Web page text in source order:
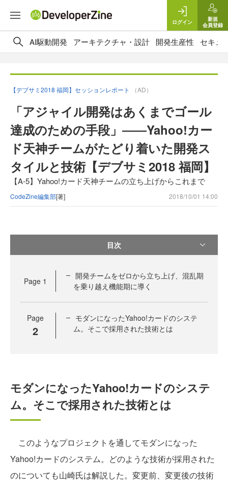
ログイン
新規
会員登録
AI駆動開発 アーキテクチャ・設計 開発生産性 セキュ
【デブサミ2018 福岡】セッションレポート （AD）
「アジャイル開発はあくまでゴール
達成のための手段」――Yahoo!カー
ド天神チームがたどり着いた開発ス
タイルと技術【デブサミ2018 福岡】
【A-5】Yahoo!カード天神チームの立ち上げからこれまで
CodeZine編集部[著] 2018/10/01 14:00
目次
Page 1
開発チームをゼロから立ち上げ、混乱期
を乗り越え機能期に導く
Page
2
モダンになったYahoo!カードのシステ
ム。そこで採用された技術とは
モダンになったYahoo!カードのシステ
ム。そこで採用された技術とは
このようなプロジェクトを通してモダンになった
Yahoo!カードのシステム。どのような技術が採用された
のについても山崎氏は解説した。変更前、変更後の技術